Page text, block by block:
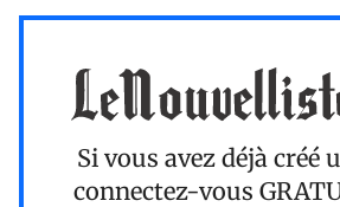
Si vous avez déjà créé
connectez-vous